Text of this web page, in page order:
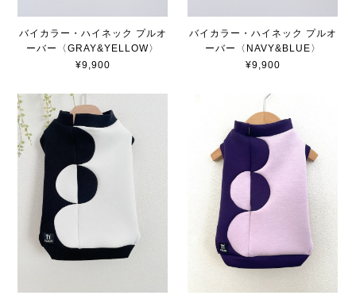
バイカラー・ハイネック プルオ
ーバー〈GRAY&YELLOW〉
¥9,900
バイカラー・ハイネック プルオ
ーバー〈NAVY&BLUE〉
¥9,900